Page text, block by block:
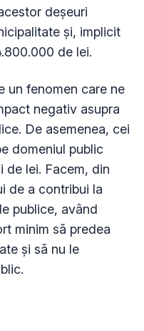
deșeuri
și, implicit
de lei.
un fenomen care ne
negativ asupra
De asemenea, cei
domeniul public
de lei. Facem, din
de a contribui la
publice, având
minim să predea
și să nu le